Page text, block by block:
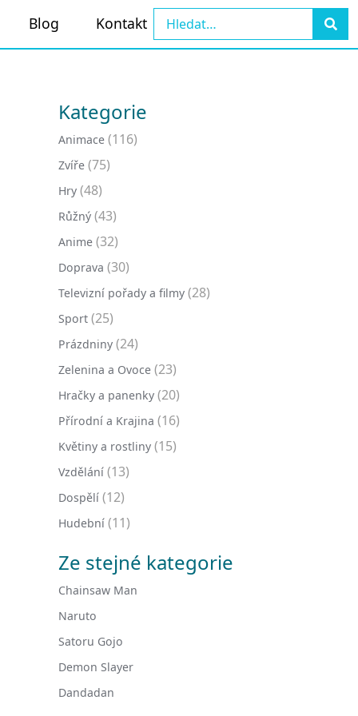
Blog Kontakt
Kategorie
Animace (116)
Zvíře (75)
Hry (48)
Růžný (43)
Anime (32)
Doprava (30)
Televizní pořady a filmy (28)
Sport (25)
Prázdniny (24)
Zelenina a Ovoce (23)
Hračky a panenky (20)
Přírodní a Krajina (16)
Květiny a rostliny (15)
Vzdělání (13)
Dospělí (12)
Hudební (11)
Ze stejné kategorie
Chainsaw Man
Naruto
Satoru Gojo
Demon Slayer
Dandadan